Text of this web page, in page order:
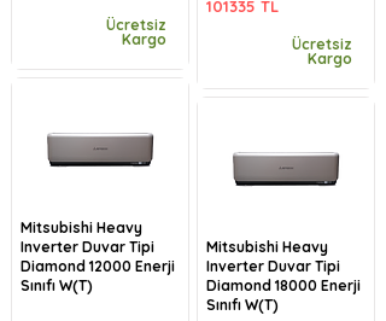
Ücretsiz
Kargo
Mitsubishi Heavy
Inverter Duvar Tipi
Diamond 12000 Enerji
Sınıfı W(T)
101335 TL
Ücretsiz
Kargo
Mitsubishi Heavy
Inverter Duvar Tipi
Diamond 18000 Enerji
Sınıfı W(T)